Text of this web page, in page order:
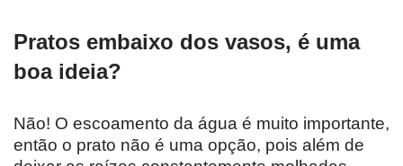
Pratos embaixo dos vasos, é uma
boa ideia?
Não! O escoamento da água é muito importante,
então o prato não é uma opção, pois além de